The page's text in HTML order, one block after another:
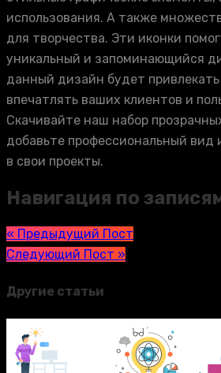
использования. А также
для творчества. Эти иконки
уникальный и запоминающийся
данный дизайн будет
впечатлять ваших клиентов и
Скачивайте наш набор
добавьте профессиональный вид
в свои проекты.
Навигация по
« Предыдущий Пост
Следующий Пост »
Другие статьи